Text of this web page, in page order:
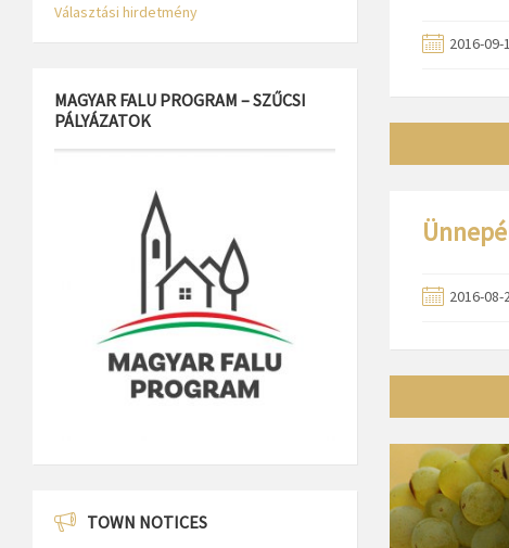
2016-09-
2016-08-
Választási hirdetmény
MAGYAR FALU PROGRAM – SZŰCSI
PÁLYÁZATOK
TOWN NOTICES